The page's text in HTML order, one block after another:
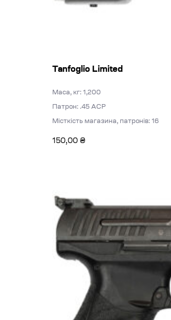
Tanfoglio Limited
Маса, кг: 1,200
Патрон: .45 ACP
Місткість магазина, патронів: 16
150,00 ₴